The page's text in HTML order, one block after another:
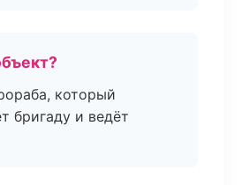
который
бригаду и ведёт